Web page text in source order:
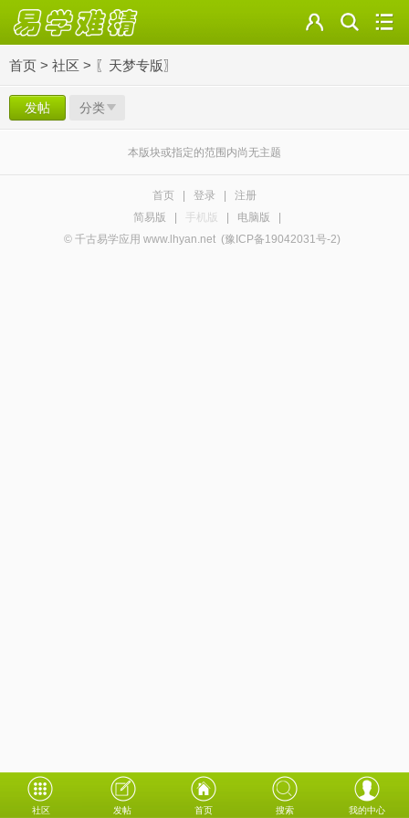
首页 > 社区 > 〖天梦专版〗
发帖 分类
本版块或指定的范围内尚无主题
首页 登录
注册
简易版
手机版 电脑版
© 千古易学应用 www.lhyan.net (豫ICP备19042031号-2)
社区 发帖 首页 搜索 我的中心